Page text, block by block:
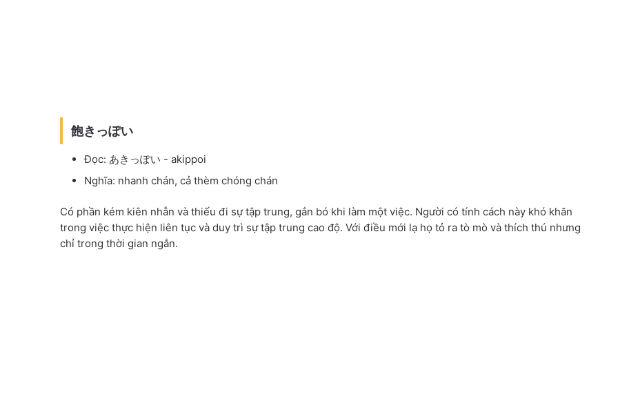
飽きっぽい
Đọc: あきっぽい - akippoi
Nghĩa: nhanh chán, cả thèm chóng chán
Có phần kém kiên nhẫn và thiếu đi sự tập trung, gắn bó khi làm một việc. Người có tính cách này khó khăn
trong việc thực hiện liên tục và duy trì sự tập trung cao độ. Với điều mới lạ họ tỏ ra tò mò và thích thú nhưng
chỉ trong thời gian ngắn.